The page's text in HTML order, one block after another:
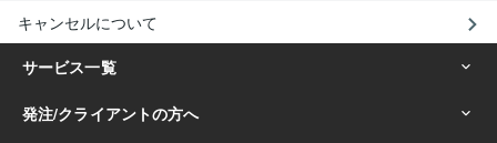
キャンセルについて